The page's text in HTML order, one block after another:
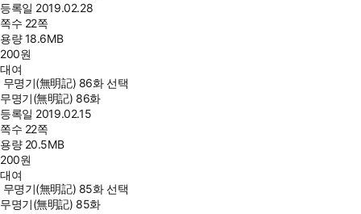
등록일 2019.02.28
쪽수 22쪽
용량18.6MB
200원
대여
무명기(無明記) 86화 선택
무명기(無明記) 86화
등록일 2019.02.15
쪽수 22쪽
용량 20.5MB
200원
대여
무명기(無明記) 85화 선택
무명기(無明記) 85화